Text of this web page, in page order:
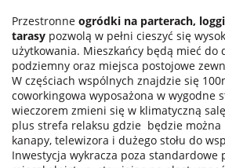
Przestronne ogródki na parterach,
tarasy pozwolą w pełni cieszyć się
użytkowania. Mieszkańcy będą mieć do
podziemny oraz miejsca postojowe
W częściach wspólnych znajdzie się
coworkingowa wyposażona w wygodne
wieczorem zmieni się w klimatyczną
plus strefa relaksu gdzie będzie można
kanapy, telewizora i dużego stołu do
Inwestycja wykracza poza standardowe